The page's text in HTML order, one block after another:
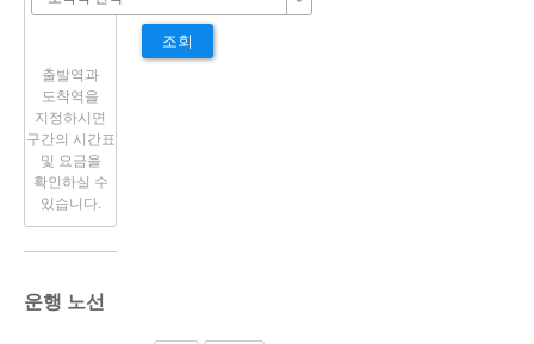
조회
출발역과
도착역을
지정하시면
구간의 시간표
및 요금을
확인하실 수
있습니다.
운행 노선